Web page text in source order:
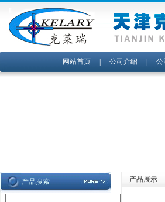
网站首页 公司介绍 公
产品搜索 产品展示